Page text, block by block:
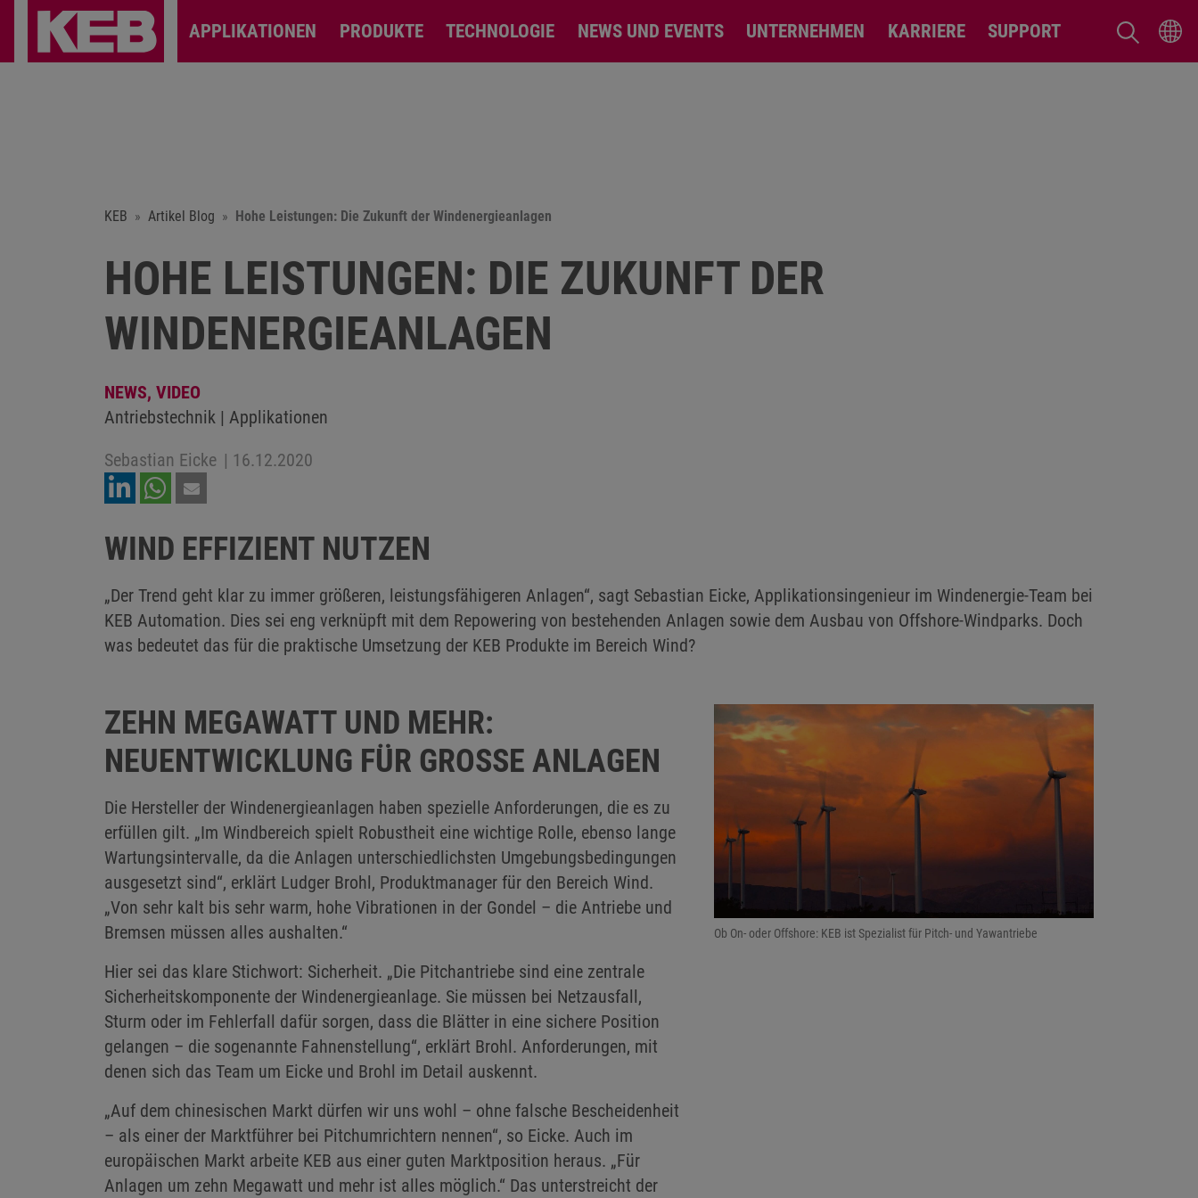
APPLIKATIONEN PRODUKTE TECHNOLOGIE NEWS UND EVENTS UNTERNEHMEN KARRIERE SUPPORT
KEB Artikel Blog Hohe Leistungen: Die Zukunft der Windenergieanlagen
HOHE LEISTUNGEN: DIE ZUKUNFT DER
WINDENERGIEANLAGEN
NEWS, VIDEO
Antriebstechnik | Applikationen
Sebastian Eicke | 16.12.2020
WIND EFFIZIENT NUTZEN
„Der Trend geht klar zu immer größeren, leistungsfähigeren Anlagen“, sagt Sebastian Eicke, Applikationsingenieur im Windenergie-Team bei
KEB Automation. Dies sei eng verknüpft mit dem Repowering von bestehenden Anlagen sowie dem Ausbau von Offshore-Windparks. Doch
was bedeutet das für die praktische Umsetzung der KEB Produkte im Bereich Wind?
Ob On- oder Offshore: KEB ist Spezialist für Pitch- und Yawantriebe
ZEHN MEGAWATT UND MEHR:
NEUENTWICKLUNG FÜR GROSSE ANLAGEN
Die Hersteller der Windenergieanlagen haben spezielle Anforderungen, die es zu
erfüllen gilt. „Im Windbereich spielt Robustheit eine wichtige Rolle, ebenso lange
Wartungsintervalle, da die Anlagen unterschiedlichsten Umgebungsbedingungen
ausgesetzt sind“, erklärt Ludger Brohl, Produktmanager für den Bereich Wind.
„Von sehr kalt bis sehr warm, hohe Vibrationen in der Gondel – die Antriebe und
Bremsen müssen alles aushalten.“
Hier sei das klare Stichwort: Sicherheit. „Die Pitchantriebe sind eine zentrale
Sicherheitskomponente der Windenergieanlage. Sie müssen bei Netzausfall,
Sturm oder im Fehlerfall dafür sorgen, dass die Blätter in eine sichere Position
gelangen – die sogenannte Fahnenstellung“, erklärt Brohl. Anforderungen, mit
denen sich das Team um Eicke und Brohl im Detail auskennt.
„Auf dem chinesischen Markt dürfen wir uns wohl – ohne falsche Bescheidenheit
– als einer der Marktführer bei Pitchumrichtern nennen“, so Eicke. Auch im
europäischen Markt arbeite KEB aus einer guten Marktposition heraus. „Für
Anlagen um zehn Megawatt und mehr ist alles möglich.“ Das unterstreicht der